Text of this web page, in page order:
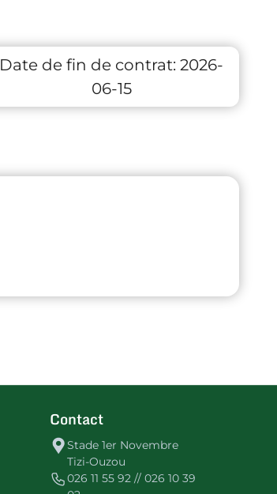
Date de fin de contrat: 2026-
06-15
Contact
Stade 1er Novembre
Tizi-Ouzou
026 11 55 92 // 026 10 39